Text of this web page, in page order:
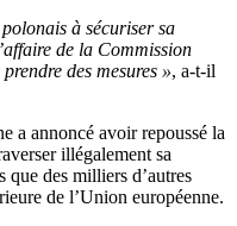
à sécuriser sa
de la Commission
des mesures », a-t-il
a annoncé avoir repoussé la
illégalement sa
des milliers d’autres
de l’Union européenne.